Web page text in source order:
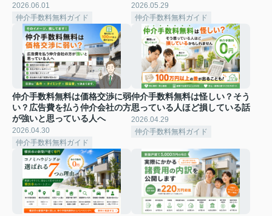
2026.06.01
仲介手数料無料ガイド
2026.05.29
仲介手数料無料ガイド
仲介手数料無料は価格交渉に弱
い？広告費を払う仲介会社の方
が強いと思っている人へ
2026.04.30
仲介手数料無料ガイド
仲介手数料無料は怪しい？そう
思っている人ほど損している話
2026.04.29
仲介手数料無料ガイド